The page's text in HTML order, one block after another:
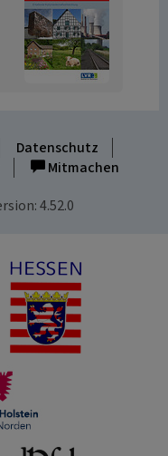
Datenschutz
Mitmachen
4.52.0